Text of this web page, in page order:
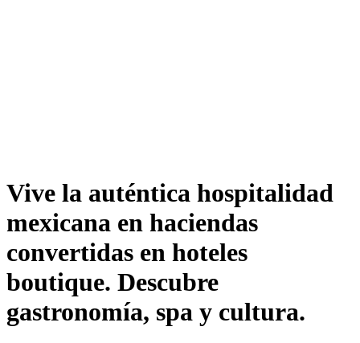
Vive la auténtica hospitalidad
mexicana en haciendas
convertidas en hoteles
boutique. Descubre
gastronomía, spa y cultura.